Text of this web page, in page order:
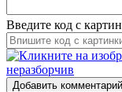
Введите код с
Добавить комментарий